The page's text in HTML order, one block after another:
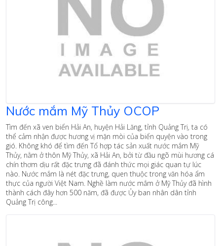
Nước mắm Mỹ Thủy OCOP
Tìm đến xã ven biển Hải An, huyện Hải Lăng, tỉnh Quảng Trị, ta có
thể cảm nhận được hương vị mặn mòi của biển quyện vào trong
gió. Không khó để tìm đến Tổ hợp tác sản xuất nước mắm Mỹ
Thủy, nằm ở thôn Mỹ Thủy, xã Hải An, bởi từ đầu ngõ mùi hương cá
chín thơm dịu rất đặc trưng đã đánh thức mọi giác quan tự lúc
nào. Nước mắm là nét đặc trưng, quen thuộc trong văn hóa ẩm
thực của người Việt Nam. Nghề làm nước mắm ở Mỹ Thủy đã hình
thành cách đây hơn 500 năm, đã được Ủy ban nhân dân tỉnh
Quảng Trị công...